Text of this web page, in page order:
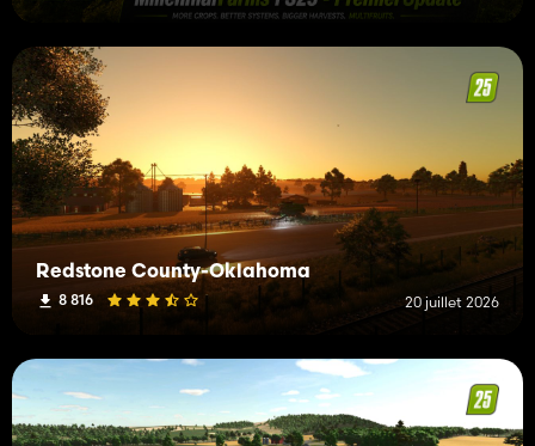
Redstone County-Oklahoma
8 816 20 juillet 2026